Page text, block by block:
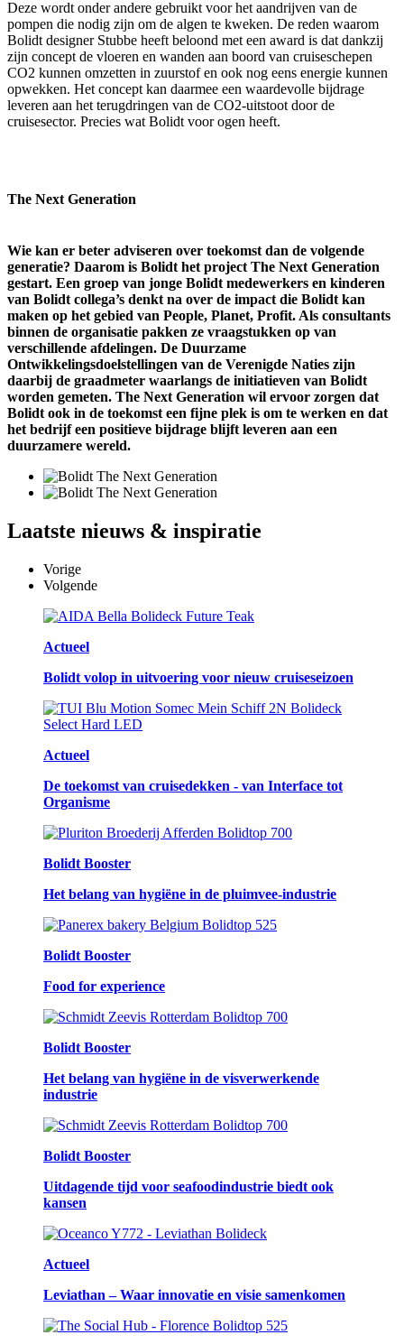
Deze wordt onder andere gebruikt voor het aandrijven van de
pompen die nodig zijn om de algen te kweken. De reden waarom
Bolidt designer Stubbe heeft beloond met een award is dat dankzij
zijn concept de vloeren en wanden aan boord van cruiseschepen
CO2 kunnen omzetten in zuurstof en ook nog eens energie kunnen
opwekken. Het concept kan daarmee een waardevolle bijdrage
leveren aan het terugdringen van de CO2-uitstoot door de
cruisesector. Precies wat Bolidt voor ogen heeft.
The Next Generation
Wie kan er beter adviseren over toekomst dan de volgende
generatie? Daarom is Bolidt het project The Next Generation
gestart. Een groep van jonge Bolidt medewerkers en kinderen
van Bolidt collega’s denkt na over de impact die Bolidt kan
maken op het gebied van People, Planet, Profit. Als consultants
binnen de organisatie pakken ze vraagstukken op van
verschillende afdelingen. De Duurzame
Ontwikkelingsdoelstellingen van de Verenigde Naties zijn
daarbij de graadmeter waarlangs de initiatieven van Bolidt
worden gemeten. The Next Generation wil ervoor zorgen dat
Bolidt ook in de toekomst een fijne plek is om te werken en dat
het bedrijf een positieve bijdrage blijft leveren aan een
duurzamere wereld.
Laatste nieuws & inspiratie
Vorige
Volgende
Actueel
Bolidt volop in uitvoering voor nieuw cruiseseizoen
Actueel
De toekomst van cruisedekken - van Interface tot
Organisme
Bolidt Booster
Het belang van hygiëne in de pluimvee-industrie
Bolidt Booster
Food for experience
Bolidt Booster
Het belang van hygiëne in de visverwerkende
industrie
Bolidt Booster
Uitdagende tijd voor seafoodindustrie biedt ook
kansen
Actueel
Leviathan – Waar innovatie en visie samenkomen